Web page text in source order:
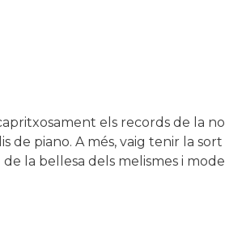
els records de la
de piano. A més, vaig tenir la
la bellesa dels melismes i